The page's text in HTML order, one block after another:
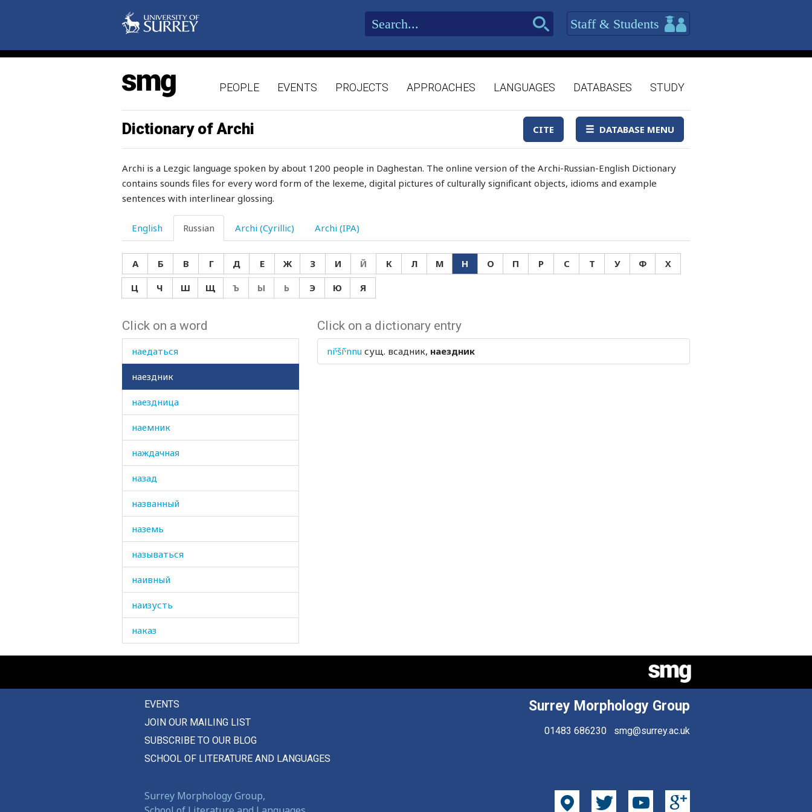
Staff & Students
PEOPLE EVENTS PROJECTS APPROACHES LANGUAGES DATABASES STUDY
Dictionary of Archi CITE DATABASE MENU
Archi is a Lezgic language spoken by about 1200 people in Daghestan. The online version of the Archi-Russian-English Dictionary
contains sounds files for every word form of the lexeme, digital pictures of culturally significant objects, idioms and example
sentences with interlinear glossing.
English Russian Archi (Cyrillic) Archi (IPA)
А Б В Г Д Е Ж З И Й К Л М Н О П Р С Т У Ф
Х
Ц
Ч Ш Щ Ъ Ы Ь Э Ю Я
Click on a word
нагреваться
нагуливать
надевать
надежда
надежный
надеяться
надоедание
надоедливый
надоесть
надувать
наедаться
наездник
наездница
наемник
наждачная
назад
названный
наземь
называться
наивный
наизусть
наказ
наказание
накидка
наклонять
наконец
Click on a dictionary entry
niˤšíˤnnu сущ. всадник, наездник
EVENTS
JOIN OUR MAILING LIST
SUBSCRIBE TO OUR BLOG
SCHOOL OF LITERATURE AND LANGUAGES
Surrey Morphology Group
01483 686230 smg@surrey.ac.uk
Surrey Morphology Group,